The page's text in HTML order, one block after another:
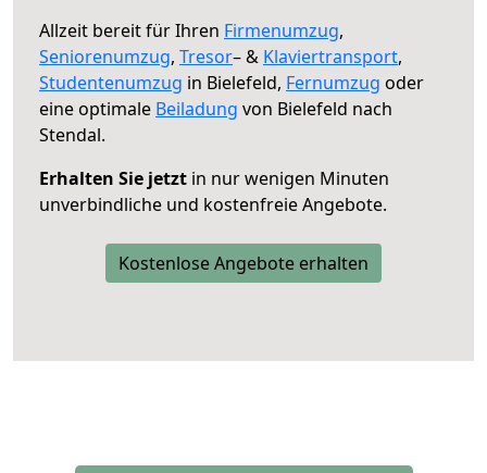
Allzeit bereit für Ihren Firmenumzug,
Seniorenumzug, Tresor– & Klaviertransport,
Studentenumzug in Bielefeld, Fernumzug oder
eine optimale Beiladung von Bielefeld nach
Stendal.
Erhalten Sie jetzt in nur wenigen Minuten
unverbindliche und kostenfreie Angebote.
Kostenlose Angebote erhalten